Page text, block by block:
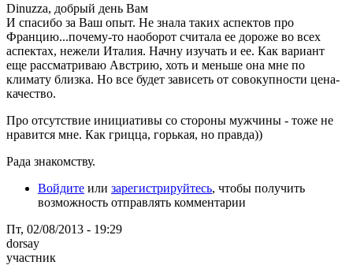
Dinuzza, добрый день Вам
И спасибо за Ваш опыт. Не знала таких аспектов про
Францию...почему-то наоборот считала ее дороже во всех
аспектах, нежели Италия. Начну изучать и ее. Как вариант
еще рассматриваю Австрию, хоть и меньше она мне по
климату близка. Но все будет зависеть от совокупности цена-
качество.
Про отсутствие инициативы со стороны мужчины - тоже не
нравится мне. Как грицца, горькая, но правда))
Рада знакомству.
Войдите или зарегистрируйтесь, чтобы получить
возможность отправлять комментарии
Пт, 02/08/2013 - 19:29
dorsay
участник